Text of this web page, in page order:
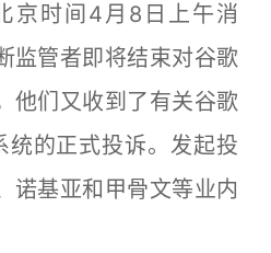
时间4月8日上午消
监管者即将结束对谷歌
他们又收到了有关谷歌
的正式投诉。发起投
诺基亚和甲骨文等业内